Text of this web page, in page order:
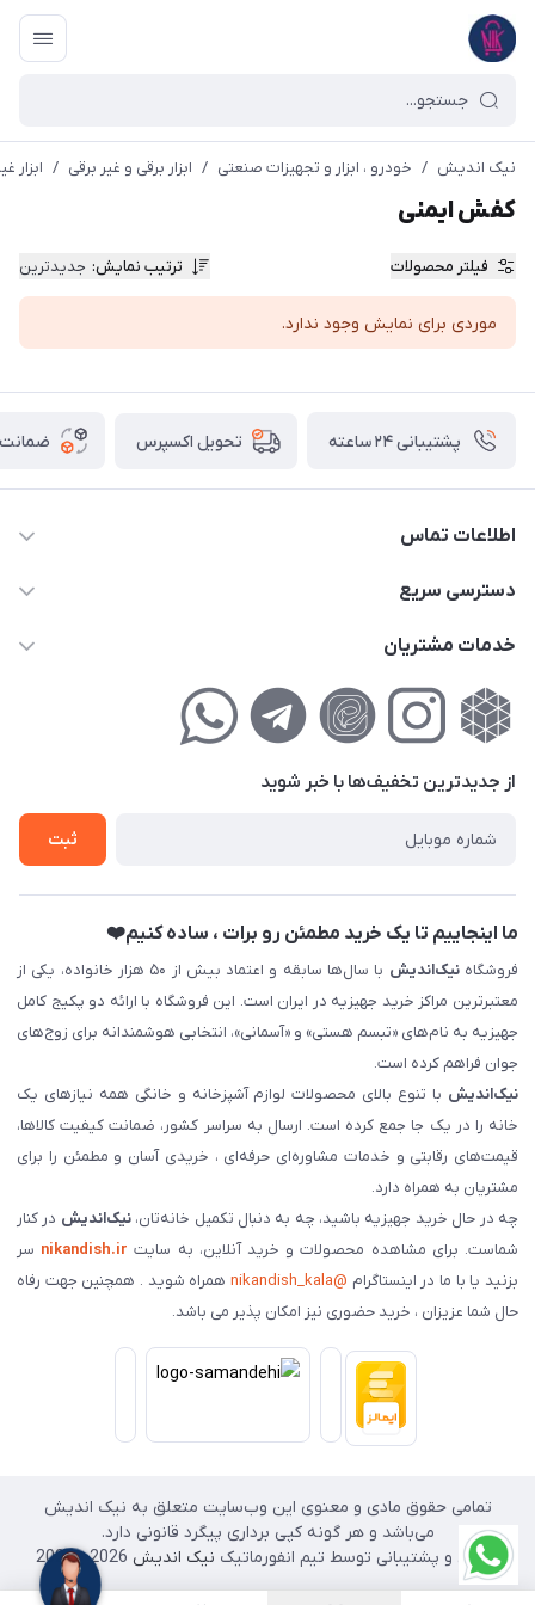
نیک اندیش / خودرو ، ابزار و تجهیزات صنعتی / ابزار برقی و غیر برقی / ابزار
کفش ایمنی
فیلتر محصولات ترتیب نمایش: جدیدترین
موردی برای نمایش وجود ندارد.
پشتیبانی ۲۴ ساعته تحویل اکسپرس ضمانت
اطلاعات تماس
02177111474
کوچه گلریز 4 غربی ، پلاک 13
دسترسی سریع
حساب کاربری
لیست محصولات
خدمات مشتریان
راهنمای‌خرید‌آنلاین
حریم خصوصی
فروش‌اقساطی
از جدید‌ترین تخفیف‌ها با‌ خبر شوید
ثبت
ما اینجاییم تا یک خرید مطمئن رو برات ، ساده کنیم❤️
فروشگاهنیک‌اندیش
با سال‌ها سابقه و اعتماد بیش از ۵۰ هزار خانواده، یکی از
معتبرترین مراکز خرید جهیزیه در ایران است. این فروشگاه با ارائه دو پکیج کامل
جهیزیه به نام‌های «تبسم هستی» و «آسمانی»، انتخابی هوشمندانه برای زوج‌های
جوان فراهم کرده است.
نیک‌اندیش با تنوع بالای محصولات لوازم آشپزخانه و خانگی همه نیازهای یک
خانه را در یک جا جمع کرده است. ارسال به سراسر کشور، ضمانت کیفیت کالاها،
قیمت‌های رقابتی و خدمات مشاوره‌ای حرفه‌ای ، خریدی آسان و مطمئن را برای
مشتریان به همراه دارد.
چه در حال خرید جهیزیه باشید، چه به دنبال تکمیل خانه‌تان،نیک‌اندیش در کنار
شماست. برای مشاهده محصولات و خرید آنلاین، به سایت nikandish.ir سر
بزنید یا با ما در اینستاگرام @nikandish_kala
همراه شوید . همچنین جهت رفاه
حال شما عزیزان ، خرید حضوری نیز امکان پذیر می باشد.
تمامی حقوق مادی و معنوی این وب‌سایت متعلق به نیک اندیش
می‌باشد و هر گونه کپی برداری پیگرد قانونی دارد.
طراحی و پشتیبانی توسط تیم انفورماتیک نیک اندیش 2026 - 2025